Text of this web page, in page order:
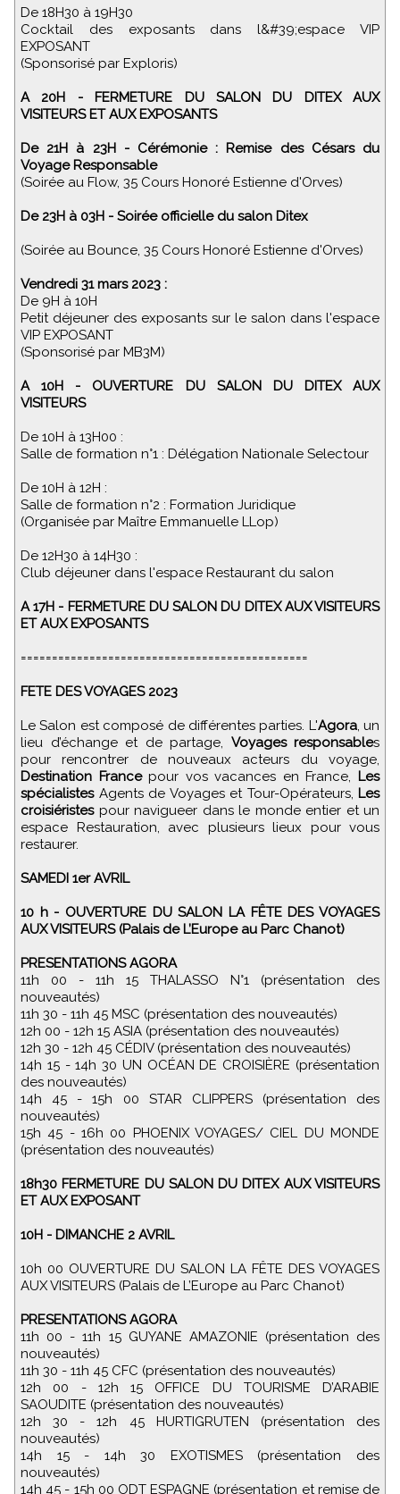
De 18H30 à 19H30
Cocktail des exposants dans l&#39;espace VIP
EXPOSANT
(Sponsorisé par Exploris)
A 20H - FERMETURE DU SALON DU DITEX AUX
VISITEURS ET AUX EXPOSANTS
De 21H à 23H - Cérémonie : Remise des Césars du
Voyage Responsable
(Soirée au Flow, 35 Cours Honoré Estienne d'Orves)
De 23H à 03H - Soirée officielle du salon Ditex
(Soirée au Bounce, 35 Cours Honoré Estienne d'Orves)
Vendredi 31 mars 2023 :
De 9H à 10H
Petit déjeuner des exposants sur le salon dans l'espace
VIP EXPOSANT
(Sponsorisé par MB3M)
A 10H - OUVERTURE DU SALON DU DITEX AUX
VISITEURS
De 10H à 13H00 :
Salle de formation n°1 : Délégation Nationale Selectour
De 10H à 12H :
Salle de formation n°2 : Formation Juridique
(Organisée par Maître Emmanuelle LLop)
De 12H30 à 14H30 :
Club déjeuner dans l'espace Restaurant du salon
A 17H - FERMETURE DU SALON DU DITEX AUX VISITEURS
ET AUX EXPOSANTS
==============================================
FETE DES VOYAGES 2023
Le Salon est composé de différentes parties. L'Agora, un
lieu d’échange et de partage, Voyages responsables
pour rencontrer de nouveaux acteurs du voyage,
Destination Francepour vos vacances en France, Les
spécialistesAgents de Voyages et Tour-Opérateurs, Les
croisiéristespour navigueer dans le monde entier et un
espace Restauration, avec plusieurs lieux pour vous
restaurer.
SAMEDI 1er AVRIL
10 h - OUVERTURE DU SALON LA FÊTE DES VOYAGES
AUX VISITEURS (Palais de L’Europe au Parc Chanot)
PRESENTATIONS AGORA
11h 00 - 11h 15 THALASSO N°1 (présentation des
nouveautés)
11h 30 - 11h 45 MSC (présentation des nouveautés)
12h 00 - 12h 15 ASIA (présentation des nouveautés)
12h 30 - 12h 45 CÉDIV (présentation des nouveautés)
14h 15 - 14h 30 UN OCÉAN DE CROISIÈRE (présentation
des nouveautés)
14h 45 - 15h 00 STAR CLIPPERS (présentation des
nouveautés)
15h 45 - 16h 00 PHOENIX VOYAGES/ CIEL DU MONDE
(présentation des nouveautés)
18h30 FERMETURE DU SALON DU DITEX AUX VISITEURS
ET AUX EXPOSANT
10H - DIMANCHE 2 AVRIL
10h 00 OUVERTURE DU SALON LA FÊTE DES VOYAGES
AUX VISITEURS (Palais de L’Europe au Parc Chanot)
PRESENTATIONS AGORA
11h 00 - 11h 15 GUYANE AMAZONIE (présentation des
nouveautés)
11h 30 - 11h 45 CFC (présentation des nouveautés)
12h 00 - 12h 15 OFFICE DU TOURISME D’ARABIE
SAOUDITE (présentation des nouveautés)
12h 30 - 12h 45 HURTIGRUTEN (présentation des
nouveautés)
14h 15 - 14h 30 EXOTISMES (présentation des
nouveautés)
14h 45 - 15h 00 ODT ESPAGNE (présentation et remise de